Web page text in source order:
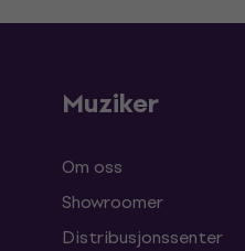
Muziker
Om oss
Showroomer
Distribusjonssenter